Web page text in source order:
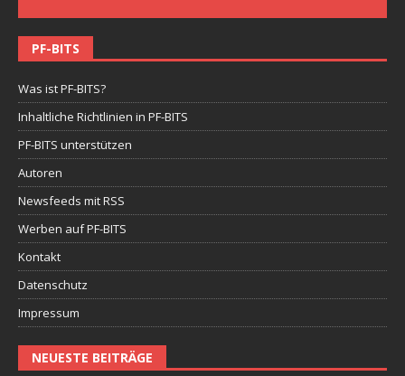
PF-BITS
Was ist PF-BITS?
Inhaltliche Richtlinien in PF-BITS
PF-BITS unterstützen
Autoren
Newsfeeds mit RSS
Werben auf PF-BITS
Kontakt
Datenschutz
Impressum
NEUESTE BEITRÄGE